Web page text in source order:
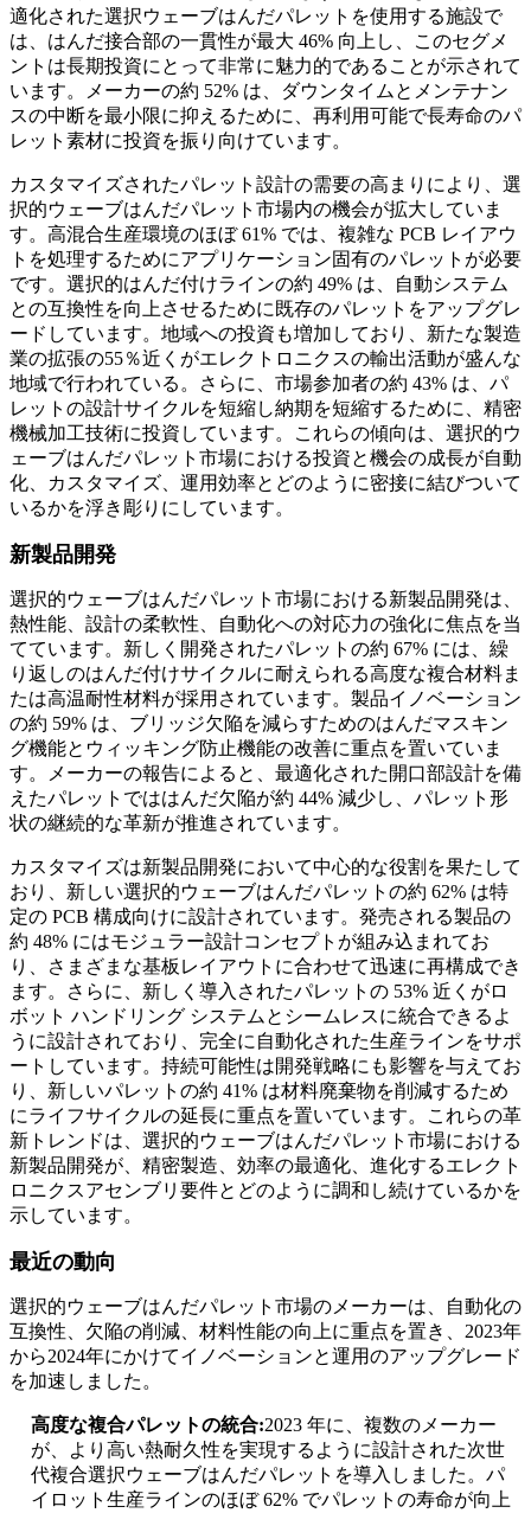
適化された選択ウェーブはんだパレットを使用する施設で
は、はんだ接合部の一貫性が最大 46% 向上し、このセグメ
ントは長期投資にとって非常に魅力的であることが示されて
います。メーカーの約 52% は、ダウンタイムとメンテナン
スの中断を最小限に抑えるために、再利用可能で長寿命のパ
レット素材に投資を振り向けています。
カスタマイズされたパレット設計の需要の高まりにより、選
択的ウェーブはんだパレット市場内の機会が拡大していま
す。高混合生産環境のほぼ 61% では、複雑な PCB レイアウ
トを処理するためにアプリケーション固有のパレットが必要
です。選択的はんだ付けラインの約 49% は、自動システム
との互換性を向上させるために既存のパレットをアップグレ
ードしています。地域への投資も増加しており、新たな製造
業の拡張の55％近くがエレクトロニクスの輸出活動が盛んな
地域で行われている。さらに、市場参加者の約 43% は、パ
レットの設計サイクルを短縮し納期を短縮するために、精密
機械加工技術に投資しています。これらの傾向は、選択的ウ
ェーブはんだパレット市場における投資と機会の成長が自動
化、カスタマイズ、運用効率とどのように密接に結びついて
いるかを浮き彫りにしています。
新製品開発
選択的ウェーブはんだパレット市場における新製品開発は、
熱性能、設計の柔軟性、自動化への対応力の強化に焦点を当
てています。新しく開発されたパレットの約 67% には、繰
り返しのはんだ付けサイクルに耐えられる高度な複合材料ま
たは高温耐性材料が採用されています。製品イノベーション
の約 59% は、ブリッジ欠陥を減らすためのはんだマスキン
グ機能とウィッキング防止機能の改善に重点を置いていま
す。メーカーの報告によると、最適化された開口部設計を備
えたパレットでははんだ欠陥が約 44% 減少し、パレット形
状の継続的な革新が推進されています。
カスタマイズは新製品開発において中心的な役割を果たして
おり、新しい選択的ウェーブはんだパレットの約 62% は特
定の PCB 構成向けに設計されています。発売される製品の
約 48% にはモジュラー設計コンセプトが組み込まれてお
り、さまざまな基板レイアウトに合わせて迅速に再構成でき
ます。さらに、新しく導入されたパレットの 53% 近くがロ
ボット ハンドリング システムとシームレスに統合できるよ
うに設計されており、完全に自動化された生産ラインをサポ
ートしています。持続可能性は開発戦略にも影響を与えてお
り、新しいパレットの約 41% は材料廃棄物を削減するため
にライフサイクルの延長に重点を置いています。これらの革
新トレンドは、選択的ウェーブはんだパレット市場における
新製品開発が、精密製造、効率の最適化、進化するエレクト
ロニクスアセンブリ要件とどのように調和し続けているかを
示しています。
最近の動向
選択的ウェーブはんだパレット市場のメーカーは、自動化の
互換性、欠陥の削減、材料性能の向上に重点を置き、2023年
から2024年にかけてイノベーションと運用のアップグレード
を加速しました。
高度な複合パレットの統合:2023 年に、複数のメーカー
が、より高い熱耐久性を実現するように設計された次世
代複合選択ウェーブはんだパレットを導入しました。パ
イロット生産ラインのほぼ 62% でパレットの寿命が向上